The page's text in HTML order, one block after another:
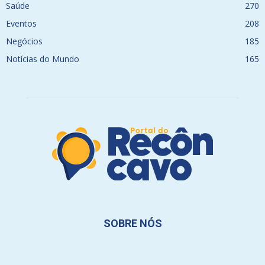
Saúde
270
Eventos
208
Negócios
185
Notícias do Mundo
165
SOBRE NÓS